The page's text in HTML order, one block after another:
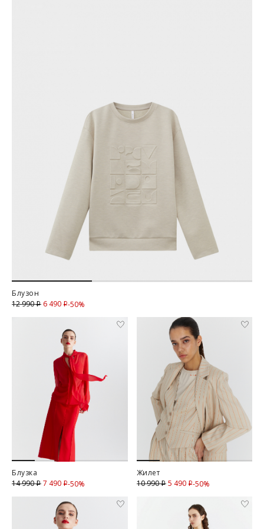
Блузон
12 990i 6 490 iСкидка
-50%
Блузка
14 990i 7 490 iСкидка
-50%
Жилет
10 990i 5 490 iСкидка
-50%